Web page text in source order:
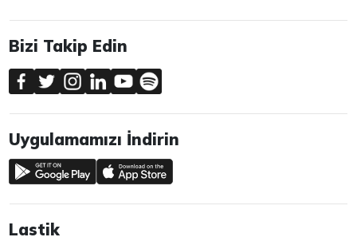
Bizi Takip Edin
Uygulamamızı İndirin
Lastik